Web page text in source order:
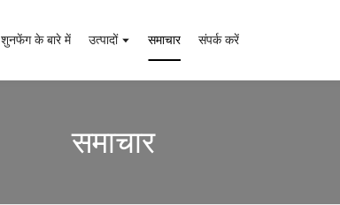
शुनफेंग के बारे में उत्पादों समाचार संपर्क करें
समाचार